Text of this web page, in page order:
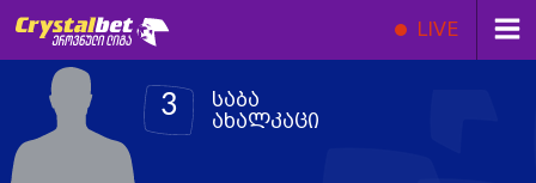
LIVE
3
საბა
ახალკაცი